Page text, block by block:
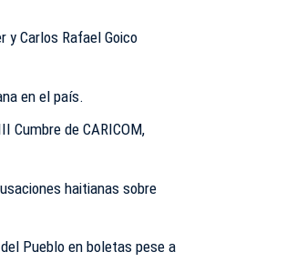
y Carlos Rafael Goico
en el país.
Cumbre de CARICOM,
haitianas sobre
Pueblo en boletas pese a